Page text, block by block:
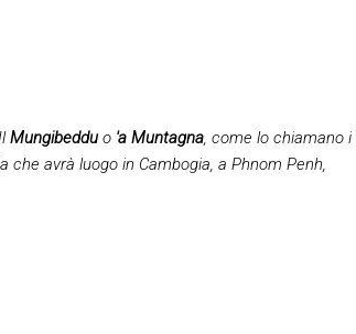
Mungibeddu o 'a Muntagna, come lo chiamano i
avrà luogo in Cambogia, a Phnom Penh,